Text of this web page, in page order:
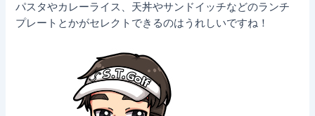
パスタやカレーライス、天丼やサンドイッチなどのランチ
プレートとかがセレクトできるのはうれしいですね！